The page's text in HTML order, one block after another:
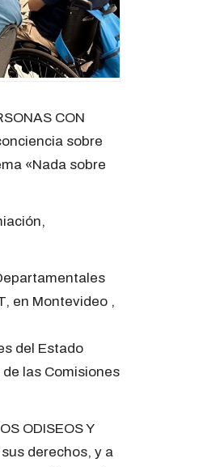
CON
sobre
«Nada sobre
en Montevideo ,
del Estado
las Comisiones
ODISEOS Y
derechos, y a